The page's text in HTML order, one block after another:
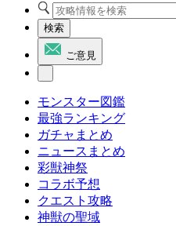
検索
ご意見
モンスター図鑑
最強ランキング
ガチャまとめ
ニュースまとめ
彩獣神祭
コラボ予想
クエスト攻略
神獣の聖域